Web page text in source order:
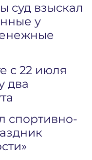
суд взыскал
у
с 22 июля
два
спортивно-